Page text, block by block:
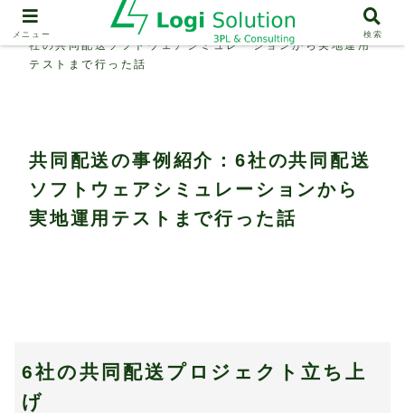
物流事例紹介
共同配送の事例紹介：6
社の共同配送ソフトウェアシミュレーションから実地運用
テストまで行った話
共同配送の事例紹介：6社の共同配送
ソフトウェアシミュレーションから
実地運用テストまで行った話
6社の共同配送プロジェクト立ち上
げ
メニュー 検索